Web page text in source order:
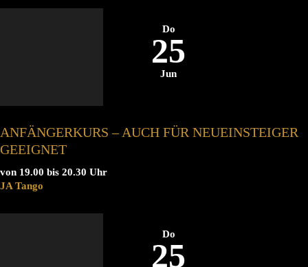
Do
25
Jun
ANFÄNGERKURS – AUCH FÜR NEUEINSTEIGER
GEEIGNET
von 19.00 bis 20.30 Uhr
JA Tango
Do
25